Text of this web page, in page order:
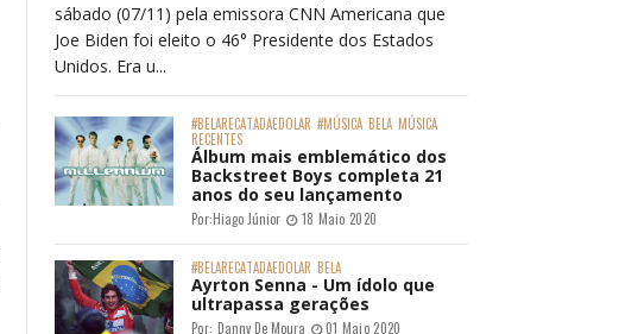
sábado (07/11) pela emissora CNN Americana que
Joe Biden foi eleito o 46° Presidente dos Estados
Unidos. Era u...
#BELARECATADAEDOLAR #MÚSICA BELA MÚSICA
RECENTES
Álbum mais emblemático dos
Backstreet Boys completa 21
anos do seu lançamento
Por:Hiago Júnior 18 Maio 2020
#BELARECATADAEDOLAR BELA
Ayrton Senna - Um ídolo que
ultrapassa gerações
Por: Danny De Moura 01 Maio 2020